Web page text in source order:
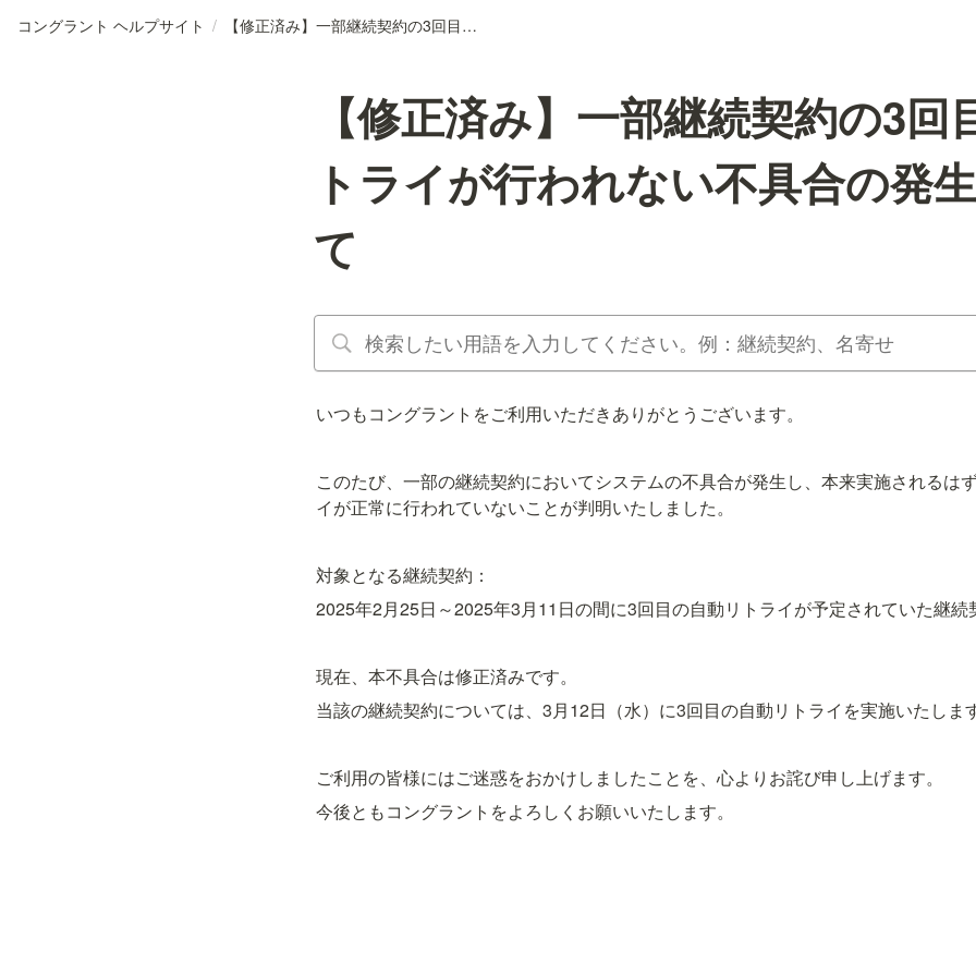
コングラント ヘルプサイト / 【修正済み】一部継続契約の3回目自動リトライが行われない不具合の発生について
【修正済み】一部継続契約の3回
トライが行われない不具合の発
て
いつもコングラントをご利用いただきありがとうございます。
このたび、一部の継続契約においてシステムの不具合が発生し、本来実施されるは
イが正常に行われていないことが判明いたしました。
対象となる継続契約：
2025年2月25日～2025年3月11日の間に3回目の自動リトライが予定されていた継続
現在、本不具合は修正済みです。
当該の継続契約については、3月12日（水）に3回目の自動リトライを実施いたします
ご利用の皆様にはご迷惑をおかけしましたことを、心よりお詫び申し上げます。
今後ともコングラントをよろしくお願いいたします。